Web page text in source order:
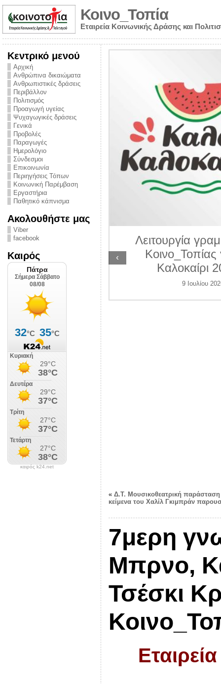
Κοινο_Τοπία
Εταιρεία Κοινωνικής Δράσης και
Κεντρικό μενού
Αρχική
Ανθρώπινα δικαιώματα
Ανθρωπιστικές δράσεις
Περιβάλλον
Πολιτισμός
Προαγωγή υγείας
Ψυχαγωγικές δράσεις
Γενικά
Προβολές
Παραγωγές
Ημερολόγιο
Σύνδεσμοι
Επικοινωνία
Περιηγήσεις Τόπων
Κοινωνική Παρέμβαση
Εργαστήρια
Παθητικό κάπνισμα
Ακολουθήστε μας
Viber
facebook
Καιρός
καιρός k24.net
από την
την ημέρα
και
στο
2026
Λειτουργία
Κοινο_Τοπίας
Καλοκαίρι
9 Ιουλίου
‹
« Δ.Τ. Μουσικοθεατρική
κείμενα του Χαλίλ Γκιμπράν
7μερη
Μπρνο,
Τσέσκι